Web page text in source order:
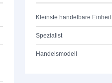
Kleinste handelbare Einheit
Spezialist
Handelsmodell